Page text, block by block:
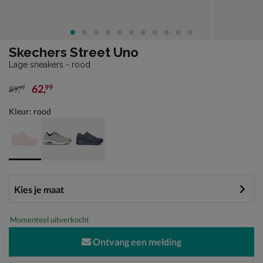
Skechers Street Uno
Lage sneakers - rood
van € 89,99 voor € 62,99
89,99 62,99
Kleur: rood
Momenteel uitverkocht
Ontvang een melding